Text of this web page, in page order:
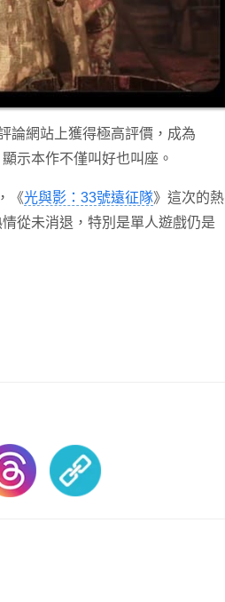
論網站上獲得極高評價，成為
示本作不僅叫好也叫座。
《光與影：33號遠征隊》這次的熱
從未消退，特別是單人遊戲仍是